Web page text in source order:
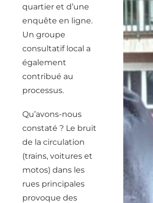
quartier et d’une
enquête en ligne.
Un groupe
consultatif local a
également
contribué au
processus.
Qu’avons-nous
constaté ? Le bruit
de la circulation
(trains, voitures et
motos) dans les
rues principales
provoque des